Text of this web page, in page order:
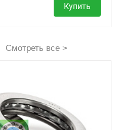
Купить
Смотреть все >